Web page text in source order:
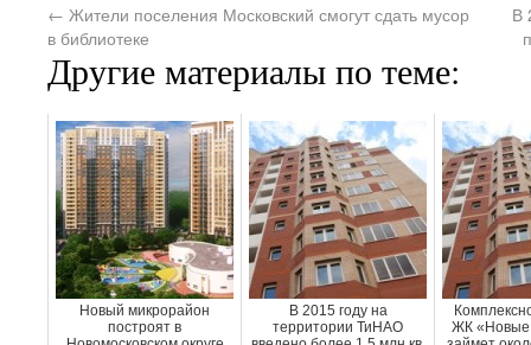
← Жители поселения Московский смогут сдать мусор
в библиотеке
В
Другие материалы по теме:
Новый микрорайон
построят в
В 2015 году на
территории ТиНАО
ЖК «Новые